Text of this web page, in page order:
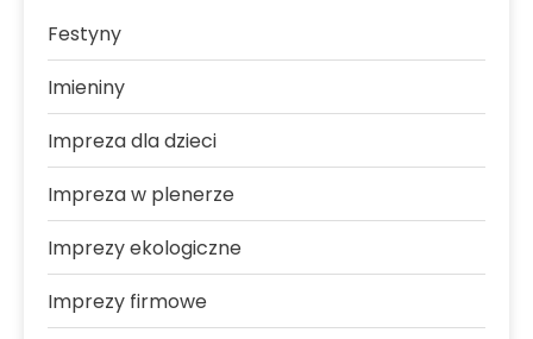
Festyny
Imieniny
Impreza dla dzieci
Impreza w plenerze
Imprezy ekologiczne
Imprezy firmowe